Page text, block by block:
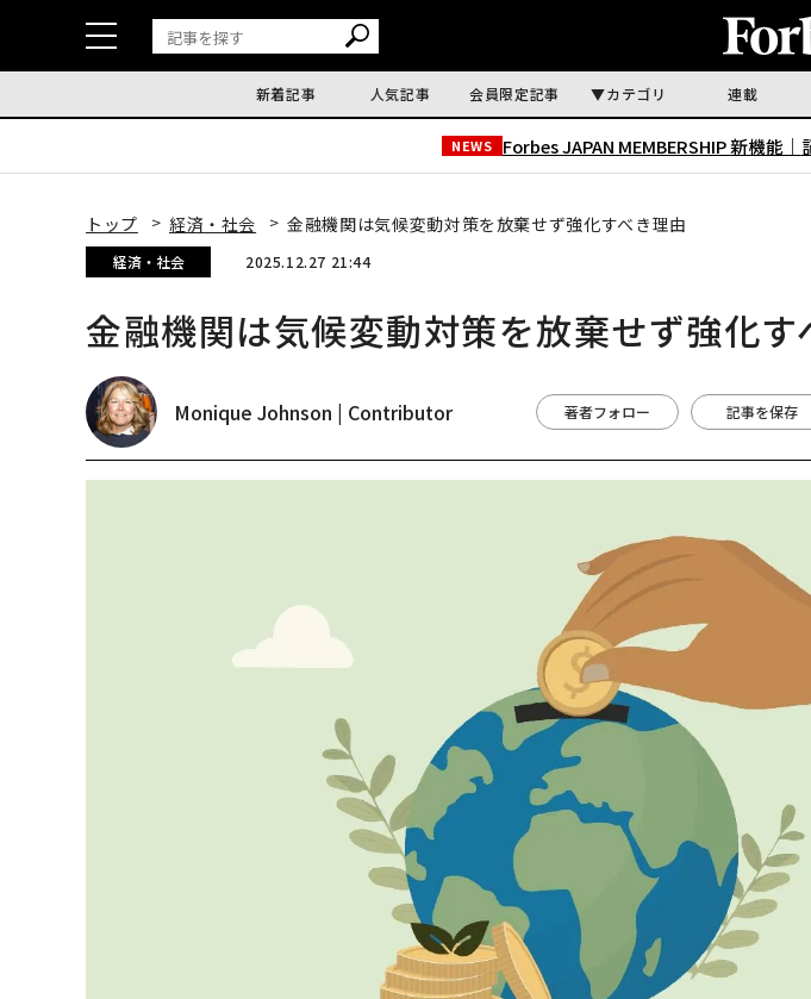
新着記事 人気記事 会員限定記事 カテゴリ 連載
NEWS Forbes JAPAN MEMBERSHIP 新機能｜
トップ 経済・社会 金融機関は気候変動対策を放棄せず強化すべき理由
経済・社会 2025.12.27 21:44
金融機関は気候変動対策を放棄せず強化す
Monique Johnson | Contributor 著者フォロー 記事を保存